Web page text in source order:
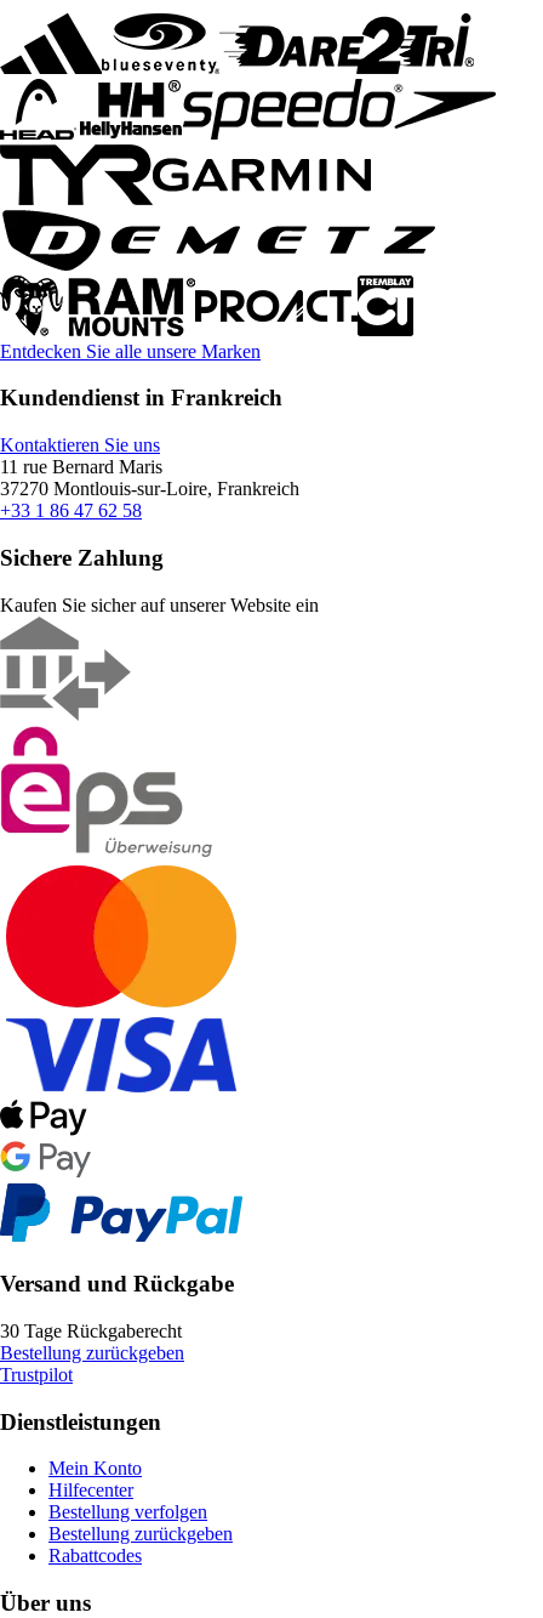
Entdecken Sie alle unsere Marken
Kundendienst in Frankreich
Kontaktieren Sie uns
11 rue Bernard Maris
37270 Montlouis-sur-Loire, Frankreich
+33 1 86 47 62 58
Sichere Zahlung
Kaufen Sie sicher auf unserer Website ein
Versand und Rückgabe
30 Tage Rückgaberecht
Bestellung zurückgeben
Trustpilot
Dienstleistungen
Mein Konto
Hilfecenter
Bestellung verfolgen
Bestellung zurückgeben
Rabattcodes
Über uns